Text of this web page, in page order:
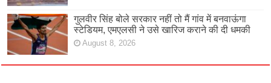
गुलवीर सिंह बोले सरकार नहीं तो मैं गांव में बनवाऊंगा
स्टेडियम, एमएलसी ने उसे खारिज कराने की दी धमकी
August 8, 2026